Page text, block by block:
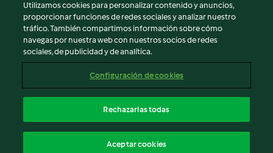
Términos de uso
Política de privacidad
Aviso legal
Información legal
Reportar contenido
Declaración de accesibilidad
Utilizamos cookies para personalizar contenido y anuncios,
proporcionar funciones de redes sociales y analizar nuestro
tráfico. También compartimos información sobre cómo
navegas por nuestra web con nuestros socios de redes
sociales, de publicidad y de analítica.
Configuración de cookies
Rechazarlas todas
Aceptar cookies